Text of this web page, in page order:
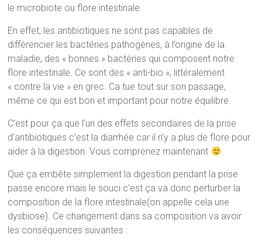
le microbiote ou flore intestinale.
En effet, les antibiotiques ne sont pas capables de
différencier les bactéries pathogènes, à l’origine de la
maladie, des « bonnes » bactéries qui composent notre
flore intestinale. Ce sont des « anti-bio », littéralement
« contre la vie » en grec. Ca tue tout sur son passage,
même ce qui est bon et important pour notre équilibre.
C’est pour ça que l’un des effets secondaires de la prise
d’antibiotiques c’est la diarrhée car il n’y a plus de flore pour
aider à la digestion. Vous comprenez maintenant
.
Que ça embête simplement la digestion pendant la prise
passe encore mais le souci c’est ça va donc perturber la
composition de la flore intestinale(on appelle cela une
dysbiose). Ce changement dans sa composition va avoir
les conséquences suivantes :